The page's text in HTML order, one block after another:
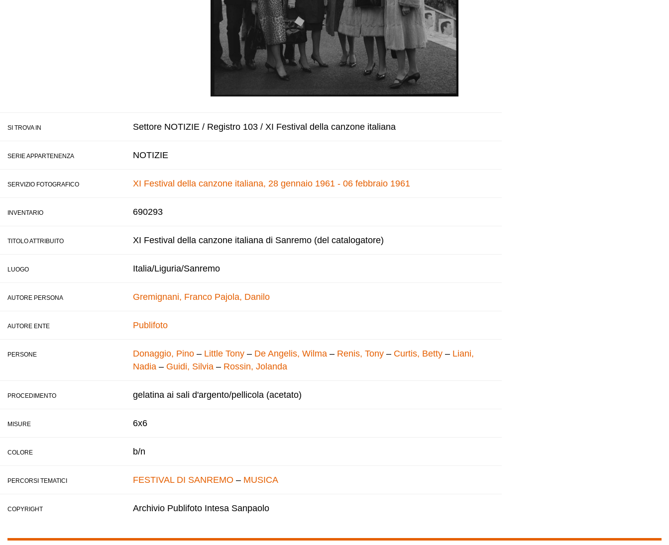
SI TROVA IN Settore NOTIZIE / Registro 103 / XI Festival della canzone italiana
SERIE APPARTENENZA NOTIZIE
SERVIZIO FOTOGRAFICO XI Festival della canzone italiana, 28 gennaio 1961 - 06 febbraio 1961
INVENTARIO 690293
TITOLO ATTRIBUITO XI Festival della canzone italiana di Sanremo (del catalogatore)
LUOGO Italia/Liguria/Sanremo
AUTORE PERSONA Gremignani, Franco Pajola, Danilo
AUTORE ENTE Publifoto
PERSONE Donaggio, Pino – Little Tony – De Angelis, Wilma – Renis, Tony – Curtis, Betty – Liani,
Nadia – Guidi, Silvia – Rossin, Jolanda
PROCEDIMENTO gelatina ai sali d'argento/pellicola (acetato)
MISURE 6x6
COLORE b/n
PERCORSI TEMATICI FESTIVAL DI SANREMO – MUSICA
COPYRIGHT Archivio Publifoto Intesa Sanpaolo